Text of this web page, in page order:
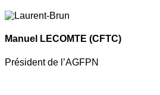
Manuel LECOMTE (CFTC)
Président de l’AGFPN